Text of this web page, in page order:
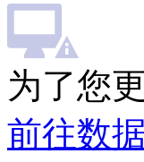
为了您
前往数